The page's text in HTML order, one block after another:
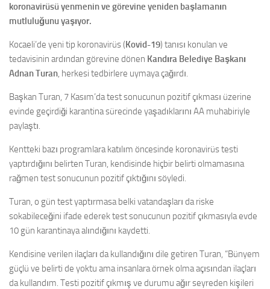
koronavirüsü yenmenin ve görevine yeniden başlamanın
mutluluğunu yaşıyor.
Kocaeli’de yeni tip koronavirüs (Kovid-19) tanısı konulan ve
tedavisinin ardından görevine dönen Kandıra Belediye Başkanı
Adnan Turan , herkesi tedbirlere uymaya çağırdı.
Başkan Turan, 7 Kasım’da test sonucunun pozitif çıkması üzerine
evinde geçirdiği karantina sürecinde yaşadıklarını AA muhabiriyle
paylaştı.
Kentteki bazı programlara katılım öncesinde koronavirüs testi
yaptırdığını belirten Turan, kendisinde hiçbir belirti olmamasına
rağmen test sonucunun pozitif çıktığını söyledi.
Turan, o gün test yaptırmasa belki vatandaşları da riske
sokabileceğini ifade ederek test sonucunun pozitif çıkmasıyla evde
10 gün karantinaya alındığını kaydetti.
Kendisine verilen ilaçları da kullandığını dile getiren Turan, “Bünyem
güçlü ve belirti de yoktu ama insanlara örnek olma açısından ilaçları
da kullandım. Testi pozitif çıkmış ve durumu ağır seyreden kişileri